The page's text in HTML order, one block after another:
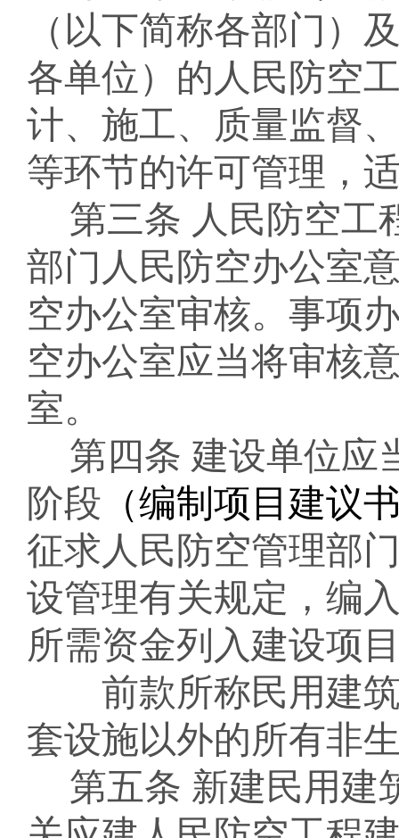
（以下简称各部门）
各单位）的人民防空
计、施工、质量监督
等环节的许可管理，
第三条 人民防空工
部门人民防空办公室
空办公室审核。 事项
空办公室应当将审核
室。
第四条 建设单位应
阶段 （编制项目建议
征求人民防空管理部
设管理有关规定，编
所需资金列入建设项
前款所称民用建
套设施以外的所有非
第五条 新建民用建